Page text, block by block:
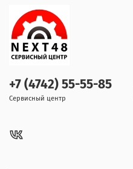
+7 (4742) 55-55-85
Сервисный центр